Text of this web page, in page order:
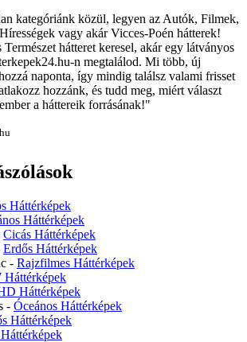
kategóriánk közül, legyen az Autók, Filmek,
vagy akár Vicces-Poén hátterek!
Természet hátteret keresel, akár egy látványos
n megtalálod. Mi több, új
naponta, így mindig találsz valami frisset
hozzánk, és tudd meg, miért választ
a háttereik forrásának!"
Háttérképek
Háttérképek
Cicás Háttérképek
Erdős Háttérképek
- Rajzfilmes Háttérképek
Háttérképek
- Óceános Háttérképek
Háttérképek